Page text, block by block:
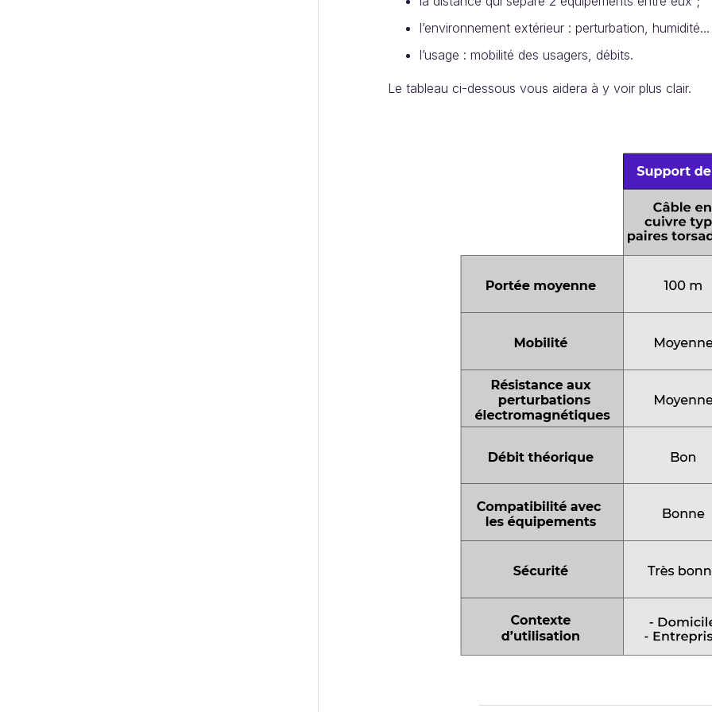
l’environnement extérieur : perturbation,
l’usage : mobilité des usagers, débits.
Le tableau ci-dessous vous aidera à y voir plus clair.